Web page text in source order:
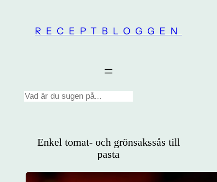
RECEPTBLOGGEN
Search
Enkel tomat- och grönsakssås till
pasta